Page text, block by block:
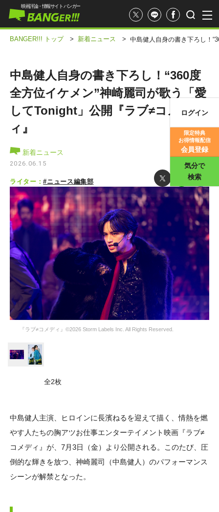
映画評論・情報サイト バンガー
ログイン
限定特典
お得情報配信
会員登録
気分で
検索
BANGER!!! トップ > 新着ニュース > 中島健人自身の書き下ろし！
中島健人自身の書き下ろし！“360度
全方位イケメン”神崎麗司が歌う「愛
してTonight」公開『ラブ≠コメデ
ィ』
新着ニュース
2026.06.15
ライター：#ニュース編集部
『ラブ≠コメディ』©︎2026 Storm Labels Inc. All Rights Reserved.
全2枚
中島健人主演、ヒロインに長濱ねるを迎えて描く、情熱を燃
やす人たちの胸アツお仕事エンターテイメント映画『ラブ≠
コメディ』が、7月3日（金）より公開される。このたび、圧
倒的な輝きを放つ、神崎麗司（中島健人）のパフォーマンス
シーンが解禁となった。